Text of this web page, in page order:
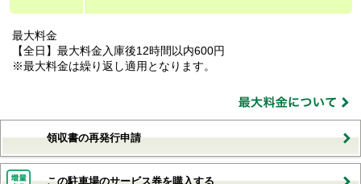
最大料金
【全日】最大料金入庫後12時間以内600円
※最大料金は繰り返し適用となります。
領収書の再発行申請
この駐車場のサービス券を購入する